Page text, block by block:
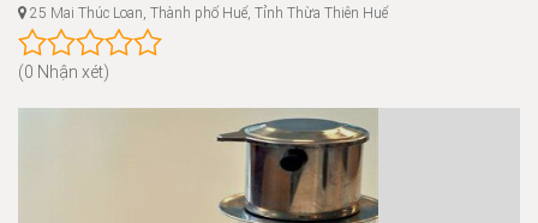
25 Mai Thúc Loan, Thành phố Huế, Tỉnh Thừa Thiên Huế
(0 Nhận xét)